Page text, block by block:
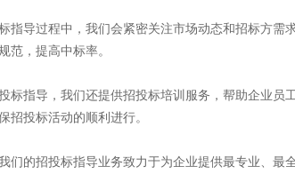
指导过程中，我们会紧密关注市场动态和招标方
范，提高中标率。
标指导，我们还提供招投标培训服务，帮助企业
招投标活动的顺利进行。
们的招投标指导业务致力于为企业提供最专业、最